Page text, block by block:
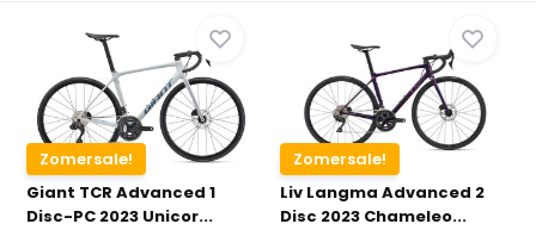
Zomersale!
Giant TCR Advanced 1
Disc-PC 2023 Unicor...
Zomersale!
Liv Langma Advanced 2
Disc 2023 Chameleo...